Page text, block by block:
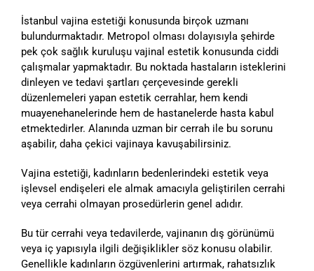
İstanbul vajina estetiği konusunda birçok uzmanı
bulundurmaktadır. Metropol olması dolayısıyla şehirde
pek çok sağlık kuruluşu vajinal estetik konusunda ciddi
çalışmalar yapmaktadır. Bu noktada hastaların isteklerini
dinleyen ve tedavi şartları çerçevesinde gerekli
düzenlemeleri yapan estetik cerrahlar, hem kendi
muayenehanelerinde hem de hastanelerde hasta kabul
etmektedirler. Alanında uzman bir cerrah ile bu sorunu
aşabilir, daha çekici vajinaya kavuşabilirsiniz.
Vajina estetiği, kadınların bedenlerindeki estetik veya
işlevsel endişeleri ele almak amacıyla geliştirilen cerrahi
veya cerrahi olmayan prosedürlerin genel adıdır.
Bu tür cerrahi veya tedavilerde, vajinanın dış görünümü
veya iç yapısıyla ilgili değişiklikler söz konusu olabilir.
Genellikle kadınların özgüvenlerini artırmak, rahatsızlık